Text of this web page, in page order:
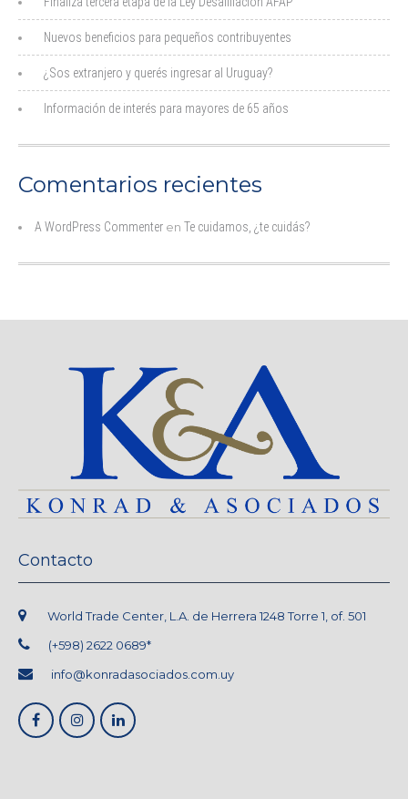
Nuevos beneficios para pequeños contribuyentes
¿Sos extranjero y querés ingresar al Uruguay?
Información de interés para mayores de 65 años
Comentarios recientes
A WordPress Commenter en Te cuidamos, ¿te cuidás?
Contacto
World Trade Center, L.A. de Herrera 1248 Torre 1, of. 501
(+598) 2622 0689*
info@konradasociados.com.uy